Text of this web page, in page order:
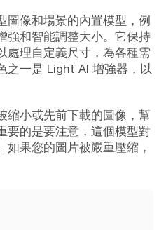
圖像和場景的內置模型，例
強和智能調整大小。它保持
處理自定義尺寸，為各種需
之一是 Light AI 增強器，以
縮小或先前下載的圖像，幫
要的是要注意，這個模型對
果您的圖片被嚴重壓縮，